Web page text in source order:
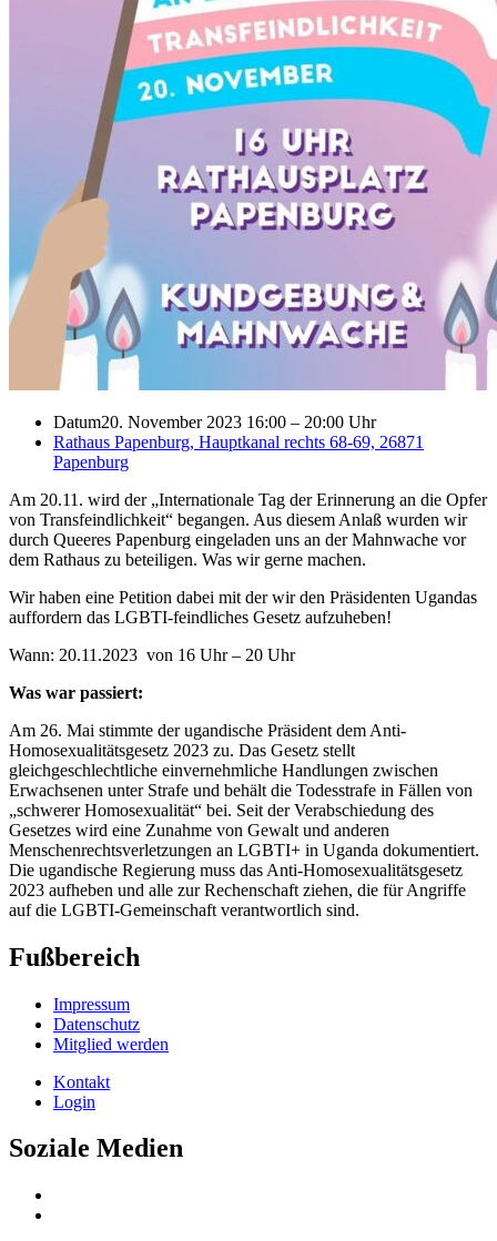
Datum20. November 2023 16:00 – 20:00 Uhr
Rathaus Papenburg, Hauptkanal rechts 68-69, 26871
Papenburg
Am 20.11. wird der „Internationale Tag der Erinnerung an die Opfer
von Transfeindlichkeit“ begangen. Aus diesem Anlaß wurden wir
durch Queeres Papenburg eingeladen uns an der Mahnwache vor
dem Rathaus zu beteiligen. Was wir gerne machen.
Wir haben eine Petition dabei mit der wir den Präsidenten Ugandas
auffordern das LGBTI-feindliches Gesetz aufzuheben!
Wann: 20.11.2023 von 16 Uhr – 20 Uhr
Was war passiert:
Am 26. Mai stimmte der ugandische Präsident dem Anti-
Homosexualitätsgesetz 2023 zu. Das Gesetz stellt
gleichgeschlechtliche einvernehmliche Handlungen zwischen
Erwachsenen unter Strafe und behält die Todesstrafe in Fällen von
„schwerer Homosexualität“ bei. Seit der Verabschiedung des
Gesetzes wird eine Zunahme von Gewalt und anderen
Menschenrechtsverletzungen an LGBTI+ in Uganda dokumentiert.
Die ugandische Regierung muss das Anti-Homosexualitätsgesetz
2023 aufheben und alle zur Rechenschaft ziehen, die für Angriffe
auf die LGBTI-Gemeinschaft verantwortlich sind.
Fußbereich
Impressum
Datenschutz
Mitglied werden
Kontakt
Login
Soziale Medien